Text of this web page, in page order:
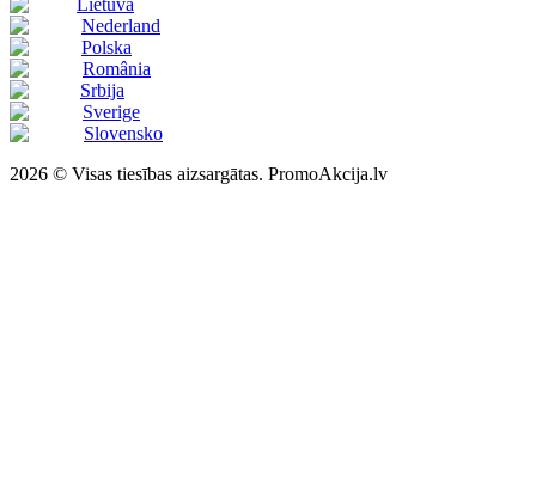
Nederland
Polska
România
Srbija
Sverige
Slovensko
2026 © Visas tiesības aizsargātas. PromoAkcija.lv